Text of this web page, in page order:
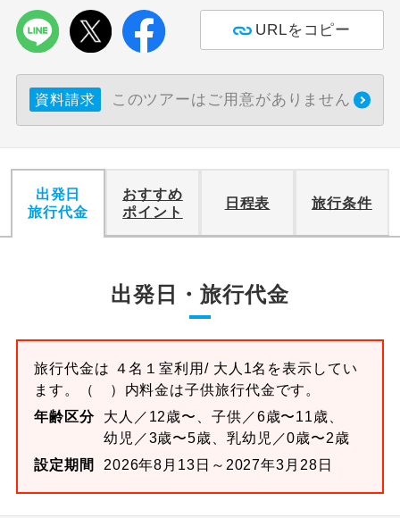
URLをコピー
資料請求 このツアーはご用意がありません
出発日
旅行代金
おすすめ
ポイント
日程表 旅行条件
出発日・旅行代金
旅行代金は ４名１室利用/ 大人1名を表示してい
ます。
（ ）内料金は子供旅行代金です。
年齢区分
大人／12歳〜、子供／6歳〜11歳、
幼児／3歳〜5歳、乳幼児／0歳〜2歳
設定期間
2026年8月13日～2027年3月28日
画にとても便利です。
ホテル指定
ご紹介するホテルを指定したコースで
おひとり様バ
おひとり様でバス席を2席利⽤できま
す。